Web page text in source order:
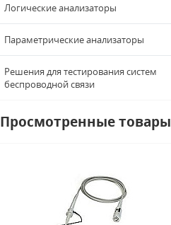
Логические анализаторы
Параметрические анализаторы
Решения для тестирования систем
беспроводной связи
Просмотренные товары